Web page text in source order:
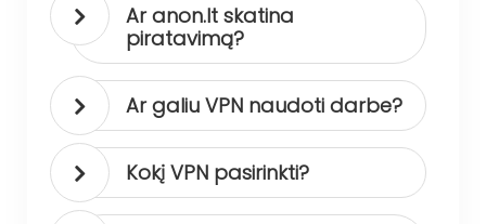
Ar anon.lt skatina
piratavimą?
Ar galiu VPN naudoti darbe?
Kokį VPN pasirinkti?